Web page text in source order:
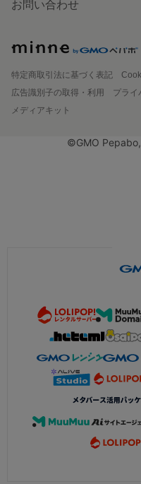
お問い合わせ
特定商取引法に基づく表記
広告識別子の取得・利用
プライ
メディアキット
©GMO